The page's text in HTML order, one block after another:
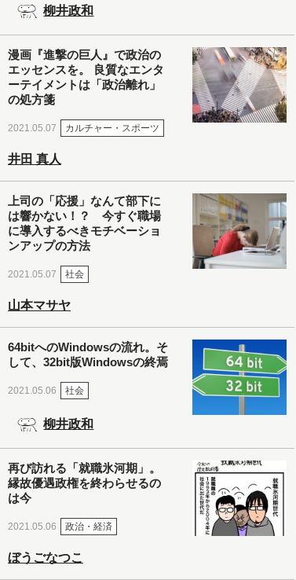
柳井政和
漫画『進撃の巨人』で政治の
エッセンスを。 良質なエンタ
ーテイメントは「政治離れ」
の処方箋
2021.05.07 カルチャー・スポーツ
井田 真人
上司の「応援」なんて部下に
は響かない！？ 今すぐ職場
に導入するべきモチベーショ
ンアップの方法
2021.05.07 社会
山本マサヤ
64bitへのWindowsの流れ。そ
して、32bit版Windowsの終焉
2021.05.06 社会
柳井政和
再び訪れる「就職氷河期」。
縁故優遇政権を終わらせるの
は今
2021.05.06 政治・経済
ぼうごなつこ